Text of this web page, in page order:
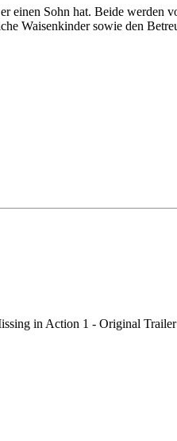
einen Sohn hat. Beide werden
Waisenkinder sowie den
in Action 1 - Original